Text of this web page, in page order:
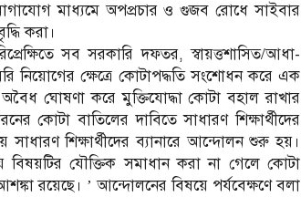
মাধ্যমে অপপ্রচার ও গুজব রোধে সাইবার
করা।
সব সরকারি দফতর, স্বায়ত্তশাসিত/আধা-
নিয়োগের ক্ষেত্রে কোটাপদ্ধতি সংশোধন করে এক
ঘোষণা করে মুক্তিযোদ্ধা কোটা বহাল রাখার
কোটা বাতিলের দাবিতে সাধারণ শিক্ষার্থীদের
সাধারণ শিক্ষার্থীদের ব্যানারে আন্দোলন শুরু হয়।
বিষয়টির যৌক্তিক সমাধান করা না গেলে কোটা
রয়েছে। ’ আন্দোলনের বিষয়ে পর্যবেক্ষণে বলা